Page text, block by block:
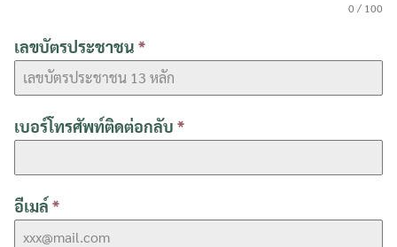
0 / 100
เลขบัตรประชาชน *
เบอร์โทรศัพท์ติดต่อกลับ *
อีเมล์ *